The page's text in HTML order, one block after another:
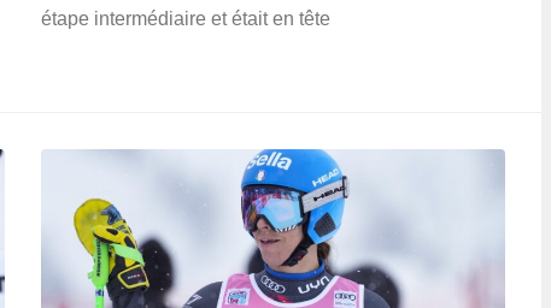
étape intermédiaire et était en tête